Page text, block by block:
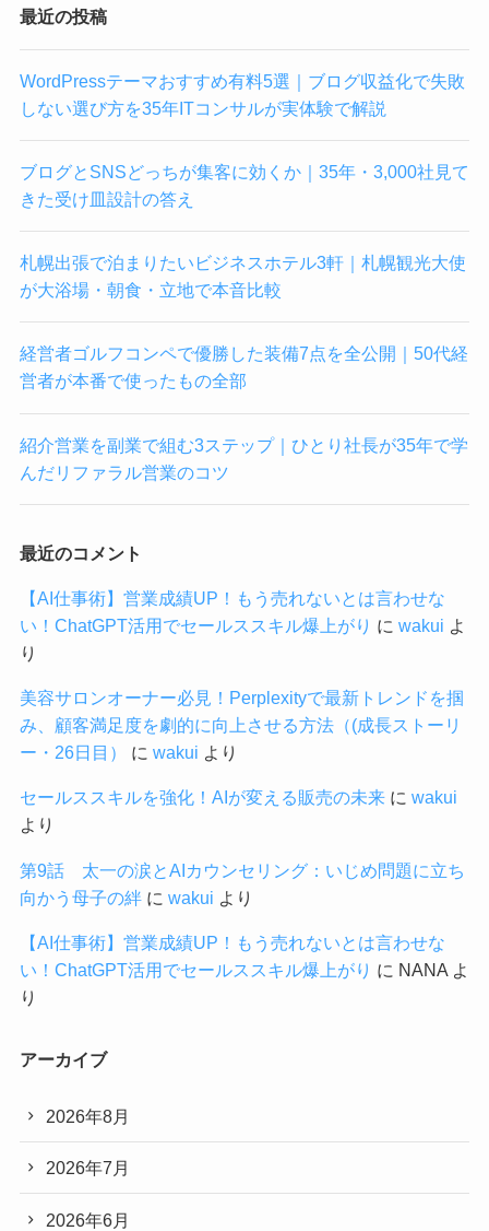
最近の投稿
WordPressテーマおすすめ有料5選｜ブログ収益化で失敗
しない選び方を35年ITコンサルが実体験で解説
ブログとSNSどっちが集客に効くか｜35年・3,000社見て
きた受け皿設計の答え
札幌出張で泊まりたいビジネスホテル3軒｜札幌観光大使
が大浴場・朝食・立地で本音比較
経営者ゴルフコンペで優勝した装備7点を全公開｜50代経
営者が本番で使ったもの全部
紹介営業を副業で組む3ステップ｜ひとり社長が35年で学
んだリファラル営業のコツ
最近のコメント
【AI仕事術】営業成績UP！もう売れないとは言わせな
い！ChatGPT活用でセールススキル爆上がり に wakui よ
り
美容サロンオーナー必見！Perplexityで最新トレンドを掴
み、顧客満足度を劇的に向上させる方法（(成長ストーリ
ー・26日目）
に wakui より
セールススキルを強化！AIが変える販売の未来に wakui
より
第9話 太一の涙とAIカウンセリング：いじめ問題に立ち
向かう母子の絆に wakui より
【AI仕事術】営業成績UP！もう売れないとは言わせな
い！ChatGPT活用でセールススキル爆上がり に NANAよ
り
アーカイブ
2026年8月
2026年7月
2026年6月